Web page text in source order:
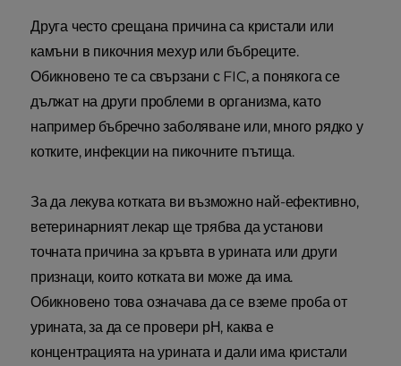
Друга често срещана причина са кристали или
камъни в пикочния мехур или бъбреците.
Обикновено те са свързани с FIC, а понякога се
дължат на други проблеми в организма, като
например бъбречно заболяване или, много рядко у
котките, инфекции на пикочните пътища.
За да лекува котката ви възможно най-ефективно,
ветеринарният лекар ще трябва да установи
точната причина за кръвта в урината или други
признаци, които котката ви може да има.
Обикновено това означава да се вземе проба от
урината, за да се провери рН, каква е
концентрацията на урината и дали има кристали